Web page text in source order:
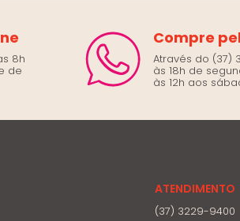
8h
de
Compre
Através do (37)
às 18h de
às 12h aos
ATENDIMENTO
(37) 3229-9400